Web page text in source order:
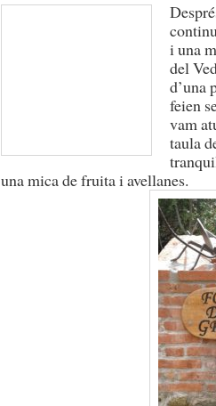
i una
del
d’una
feien
vam
taula
una mica de fruita i avellanes.